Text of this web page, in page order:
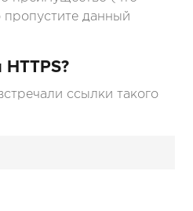
пропустите данный
HTTPS?
ссылки такого